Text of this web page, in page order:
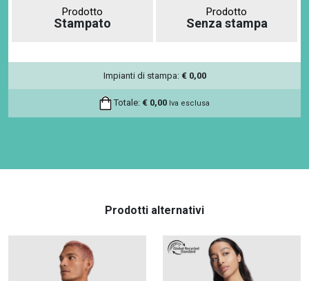
Prodotto
Stampato
Prodotto
Senza stampa
Impianti di stampa: € 0,00
Totale: € 0,00 Iva esclusa
Prodotti alternativi